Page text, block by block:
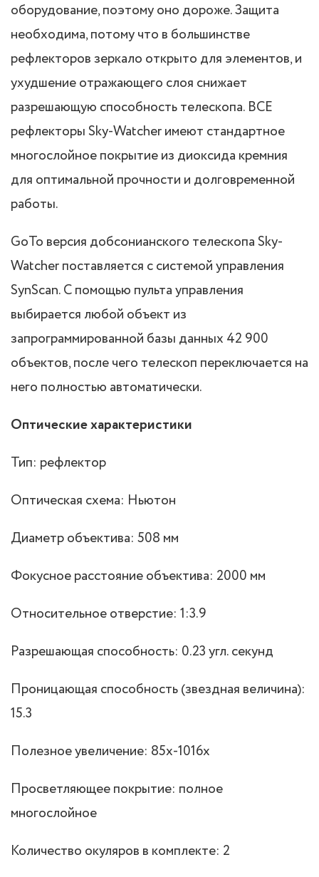
оборудование, поэтому оно дороже. Защита
необходима, потому что в большинстве
рефлекторов зеркало открыто для элементов, и
ухудшение отражающего слоя снижает
разрешающую способность телескопа. ВСЕ
рефлекторы Sky-Watcher имеют стандартное
многослойное покрытие из диоксида кремния
для оптимальной прочности и долговременной
работы.
GoTo версия добсонианского телескопа Sky-
Watcher поставляется с системой управления
SynScan. С помощью пульта управления
выбирается любой объект из
запрограммированной базы данных 42 900
объектов, после чего телескоп переключается на
него полностью автоматически.
Оптические характеристики
Тип: рефлектор
Оптическая схема: Ньютон
Диаметр объектива: 508 мм
Фокусное расстояние объектива: 2000 мм
Относительное отверстие: 1:3.9
Разрешающая способность: 0.23 угл. секунд
Проницающая способность (звездная величина):
15.3
Полезное увеличение: 85x-1016x
Просветляющее покрытие: полное
многослойное
Количество окуляров в комплекте: 2